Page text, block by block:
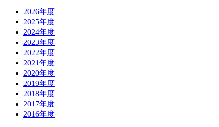
2026年度
2025年度
2024年度
2023年度
2022年度
2021年度
2020年度
2019年度
2018年度
2017年度
2016年度